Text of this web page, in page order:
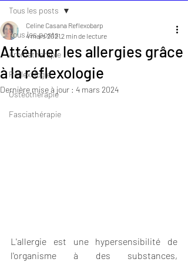
Tous les posts
Aromatherapie
Réflexologie
Ostéothérapie
Fasciathérapie
Tous les posts
Atténuer les allergies grâce
à la réflexologie
Celine Casana Reflexobarp
4 mars 20212 min de lecture
Dernière mise à jour : 4 mars 2024
L'allergie est une hypersensibilité de
l'organisme à des substances,